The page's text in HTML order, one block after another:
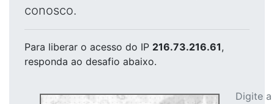
conosco.
Para liberar o acesso do IP 216.73.216.61,
responda ao desafio abaixo.
Digite